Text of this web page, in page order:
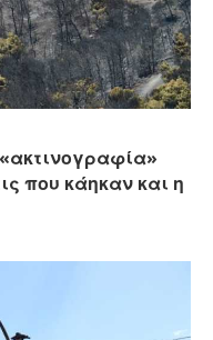
που κάηκαν και η